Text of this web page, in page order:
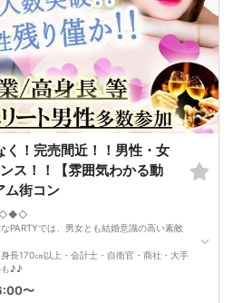
く！完売間近！！男性・女
ス！！【雰囲気わかる動
ム街コン
PARTYでは、男女とも結婚意識の高い素敵
長170㎝以上・会計士・自衛官・商社・大手
も♪♪
婚活にピッタリ♪♪
す。素敵な異性と時間を楽しく過ごせます♪
〜